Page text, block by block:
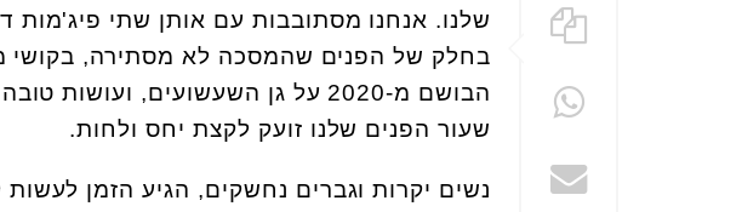
שלנו. אנחנו מסתובבות עם אותן שתי
בחלק של הפנים שהמסכה לא מסתירה, בקושי
הבושם מ-2020 על גן השעשועים,
שעור הפנים שלנו זועק לקצת יחס ולחות.
נשים יקרות וגברים נחשקים, הגיע הזמן